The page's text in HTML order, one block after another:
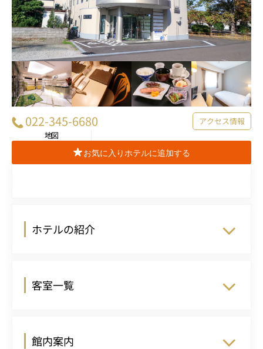
022-345-6680
アクセス情報
地図
お気に入りホテルに追加する
ホテルの紹介
客室一覧
館内案内